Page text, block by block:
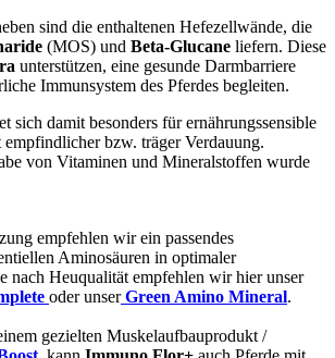
sind die enthaltenen Hefezellwände, die
(MOS) und Beta-Glucane liefern. Diese
unterstützen, eine gesunde Darmbarriere
Immunsystem des Pferdes begleiten.
sich damit besonders für ernährungssensible
bzw. träger Verdauung.
von Vitaminen und Mineralstoffen wurde
empfehlen wir ein passendes
Aminosäuren in optimaler
nach Heuqualität empfehlen wir hier unser
oder unserGreen Amino Mineral.
gezielten Muskelaufbauprodukt /